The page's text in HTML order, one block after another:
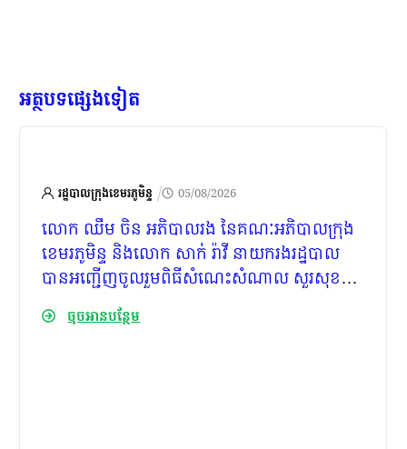
អត្ថបទផ្សេងទៀត
រដ្ឋបាលក្រុងខេមរភូមិន្ទ / 05/08/2026
លោក ឈឹម ចិន អភិបាលរង នៃគណៈអភិបាលក្រុង
ខេមរភូមិន្ទ និងលោក សាក់ រ៉ាវី នាយករងរដ្ឋបាល
បានអញ្ជើញចូលរួមពិធីសំណេះសំណាល សួរសុខទុក្ខ
និងផ្សព្វផ្សាយព័ត៌មានស្តីពីការវាស់វែងដីធ្លីមាន
លក្ខណៈជាប្រព័ន្ធ លើកទី២
ចុចអានបន្ថែម